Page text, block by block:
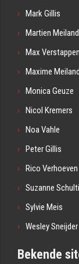
Mark Gillis
Martien Meiland
Max Verstappen
Maxime Meiland
Monica Geuze
Nicol Kremers
Noa Vahle
Peter Gillis
Rico Verhoeven
Suzanne
Sylvie Meis
Wesley Sneijder
Bekende